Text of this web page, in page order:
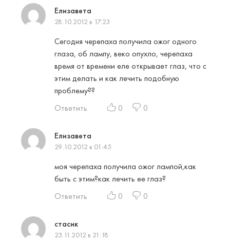
Елизавета
28.10.2012 в 17:23
Сегодня черепаха получила ожог одного
глаза, об лампу, веко опухло, черепаха
время от времени еле открывает глаз, что с
этим делать и как лечить подобную
проблему??
Ответить
0 0
Елизавета
29.10.2012 в 01:45
моя черепаха получила ожог лампой,как
быть с этим?как лечить ее глаз?
Ответить
0 0
стасик
23.11.2012 в 21:18